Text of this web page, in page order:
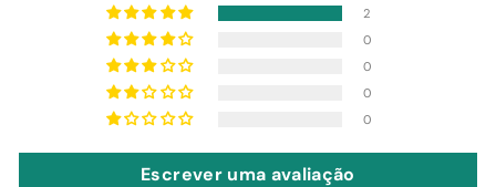
2
0
0
0
0
Escrever uma avaliação